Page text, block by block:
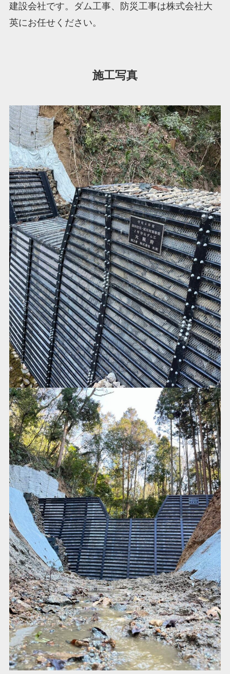
建設会社です。ダム工事、防災工事は株式会社大
英にお任せください。
施工写真